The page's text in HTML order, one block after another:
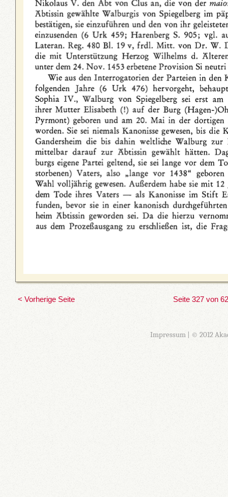
< Vorherige Seite Seite 327 von
Impressum| © 2012